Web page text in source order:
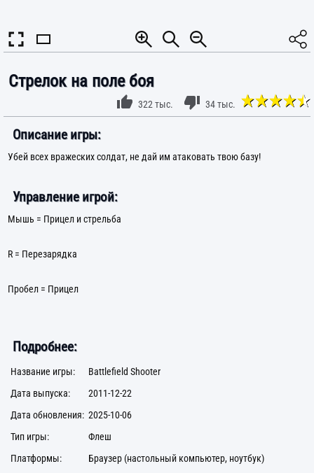
Стрелок на поле боя
322 тыс. 34 тыс.
Описание игры:
Убей всех вражеских солдат, не дай им атаковать твою базу!
Управление игрой:
Мышь = Прицел и стрельба
R = Перезарядка
Пробел = Прицел
Подробнее:
Название игры:
Battlefield Shooter
Дата выпуска:
2011-12-22
Дата обновления: 2025-10-06
Тип игры:
Флеш
Платформы:
Браузер (настольный компьютер, ноутбук)